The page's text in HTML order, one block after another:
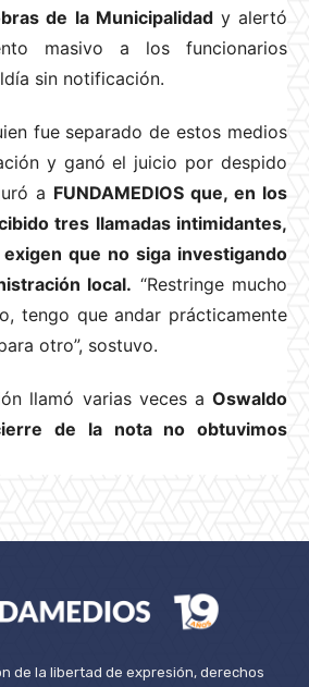
de la Municipalidady alertó
masivo a los funcionarios
sin notificación.
fue separado de estos medios
y ganó el juicio por despido
a FUNDAMEDIOS que, en los
tres llamadas intimidantes,
que no siga investigando
local. “Restringe mucho
tengo que andar prácticamente
otro”, sostuvo.
llamó varias veces a Oswaldo
de la nota no obtuvimos
de la libertad de expresión, derechos